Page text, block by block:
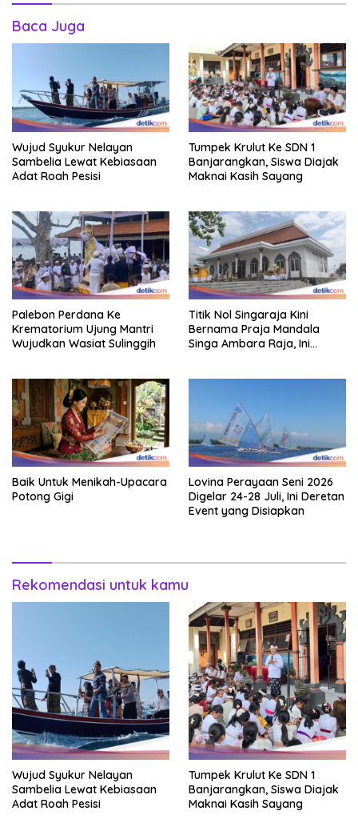
Baca Juga
Wujud Syukur Nelayan
Sambelia Lewat Kebiasaan
Adat Roah Pesisi
Tumpek Krulut Ke SDN 1
Banjarangkan, Siswa Diajak
Maknai Kasih Sayang
Palebon Perdana Ke
Krematorium Ujung Mantri
Wujudkan Wasiat Sulinggih
Titik Nol Singaraja Kini
Bernama Praja Mandala
Singa Ambara Raja, Ini
Baik Untuk Menikah-Upacara
Potong Gigi
Lovina Perayaan Seni 2026
Digelar 24-28 Juli, Ini Deretan
Event yang Disiapkan
Rekomendasi untuk kamu
Wujud Syukur Nelayan
Sambelia Lewat Kebiasaan
Adat Roah Pesisi
Tumpek Krulut Ke SDN 1
Banjarangkan, Siswa Diajak
Maknai Kasih Sayang